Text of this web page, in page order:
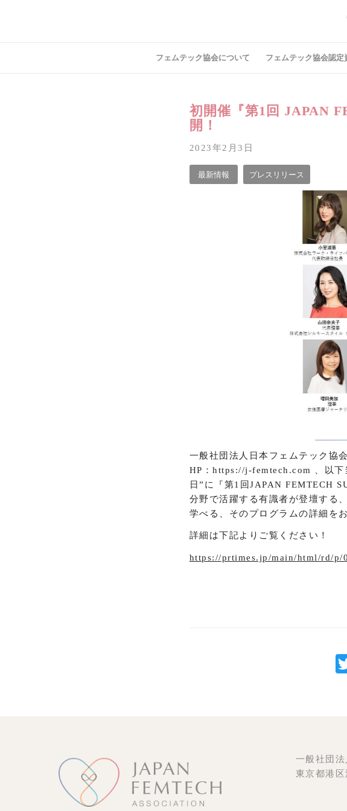
フェムテック協会について フェムテック協会認定
初開催『第1回 JAPAN
開！
2023年2月3日
最新情報 プレスリリース
一般社団法人日本フェムテック協
HP：https://j-femtech.com 、以下
日”に『第1回JAPAN FEMTECH
分野で活躍する有識者が登壇する
学べる、そのプログラムの詳細を
詳細は下記よりご覧ください！
https://prtimes.jp/main/html/rd/p/
一般社団
東京都港